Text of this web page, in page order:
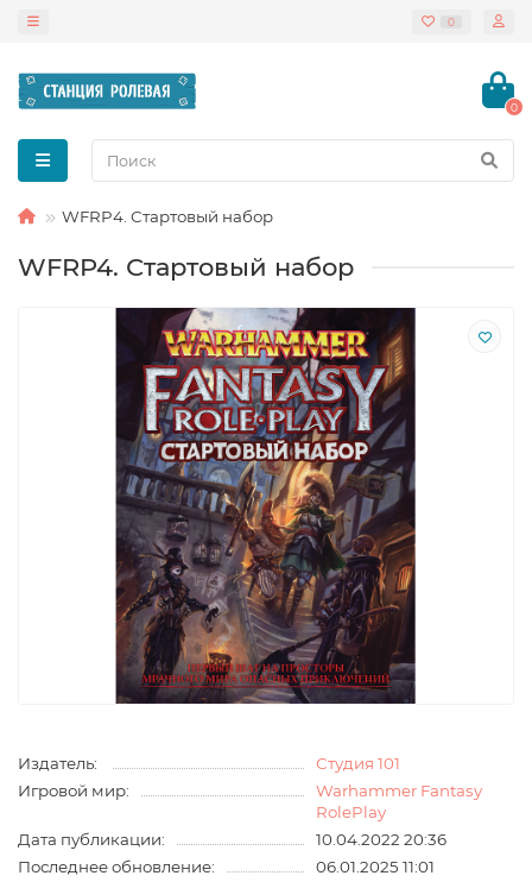
0
0
WFRP4. Стартовый набор
WFRP4. Стартовый набор
Издатель:
Студия 101
Игровой мир:
Warhammer Fantasy
RolePlay
Дата публикации:
10.04.2022 20:36
Последнее обновление:
06.01.2025 11:01